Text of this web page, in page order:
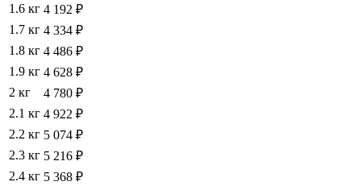
1.6 кг 4 192 ₽
1.7 кг 4 334 ₽
1.8 кг 4 486 ₽
1.9 кг 4 628 ₽
2 кг
4 780 ₽
2.1 кг 4 922 ₽
2.2 кг 5 074 ₽
2.3 кг 5 216 ₽
2.4 кг 5 368 ₽